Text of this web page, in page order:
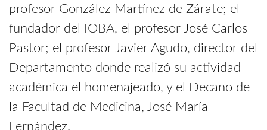
profesor González Martínez de Zárate; el
fundador del IOBA, el profesor José Carlos
Pastor; el profesor Javier Agudo, director del
Departamento donde realizó su actividad
académica el homenajeado, y el Decano de
la Facultad de Medicina, José María
Fernández.